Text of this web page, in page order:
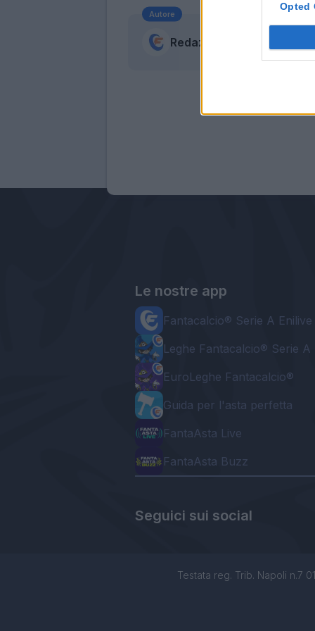
Opted
Autore
Redazione Fantacalcio.it
Le nostre app
Fantacalcio® Serie A Enilive
Leghe Fantacalcio® Serie A
EuroLeghe Fantacalcio®
Guida per l'asta perfetta
FantaAsta Live
FantaAsta Buzz
Seguici sui social
Testata reg. Trib. Napoli n.7